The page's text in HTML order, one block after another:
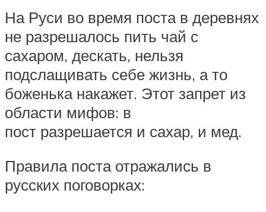
На Руси во время поста в деревнях
не разрешалось пить чай с
сахаром, дескать, нельзя
подслащивать себе жизнь, а то
боженька накажет. Этот запрет из
области мифов: в
пост разрешается и сахар, и мед.
Правила поста отражались в
русских поговорках: